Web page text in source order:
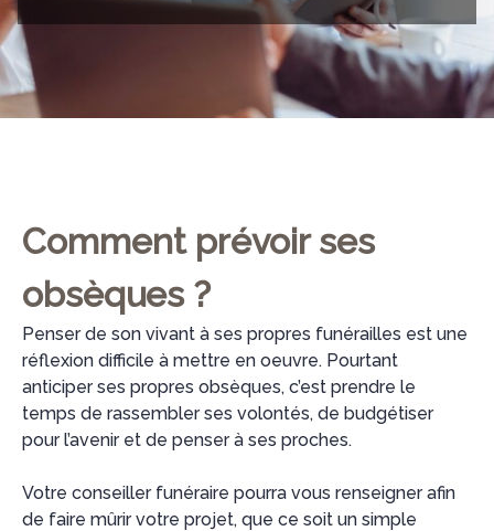
Comment prévoir ses
obsèques ?
Penser de son vivant à ses propres funérailles est une
réflexion difficile à mettre en oeuvre. Pourtant
anticiper ses propres obsèques, c’est prendre le
temps de rassembler ses volontés, de budgétiser
pour l’avenir et de penser à ses proches.
Votre conseiller funéraire pourra vous renseigner afin
de faire mûrir votre projet, que ce soit un simple